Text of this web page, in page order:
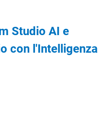
Studio AI e
con l'Intelligenza